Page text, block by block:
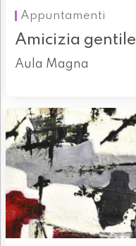
Appuntamenti
Amicizia gentile
Aula Magna